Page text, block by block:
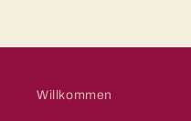
Willkommen